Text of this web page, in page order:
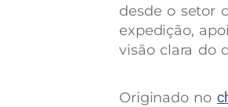
desde o setor
expedição,
visão clara do
Originado no